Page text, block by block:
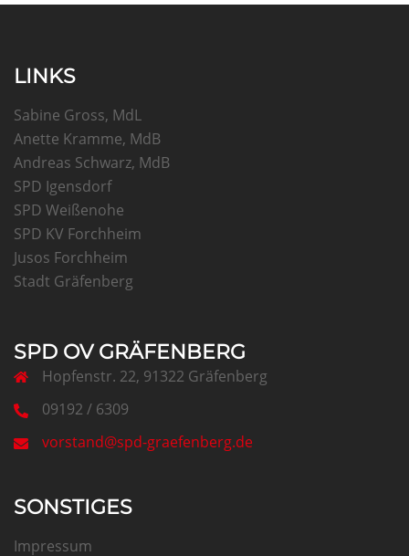
LINKS
Sabine Gross, MdL
Anette Kramme, MdB
Andreas Schwarz, MdB
SPD Igensdorf
SPD Weißenohe
SPD KV Forchheim
Jusos Forchheim
Stadt Gräfenberg
SPD OV GRÄFENBERG
Hopfenstr. 22, 91322 Gräfenberg
09192 / 6309
vorstand@spd-graefenberg.de
SONSTIGES
Impressum